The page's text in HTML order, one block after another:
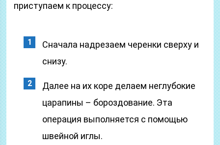
приступаем к процессу:
Сначала надрезаем черенки сверху и
снизу.
Далее на их коре делаем неглубокие
царапины – бороздование. Эта
операция выполняется с помощью
швейной иглы.